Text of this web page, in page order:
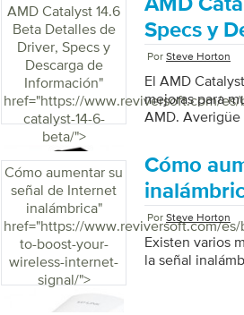
my-pc/">
AMD Catalyst 14.6
Beta Detalles de
Driver, Specs y
Descarga de
Información"
href="https://www.reviversoft.com/
catalyst-14-6-
beta/">
AMD
Specs y
Por Steve Horton
El AMD
mejoras para
AMD.
Cómo aumentar su
señal de Internet
inalámbrica"
href="https://www.reviversoft.com/
to-boost-your-
wireless-internet-
signal/">
Cómo
Por Steve Horton
Existen varios
la señal